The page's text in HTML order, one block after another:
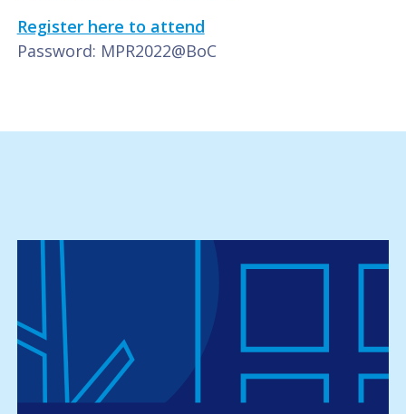
Register here to attend
Password: MPR2022@BoC